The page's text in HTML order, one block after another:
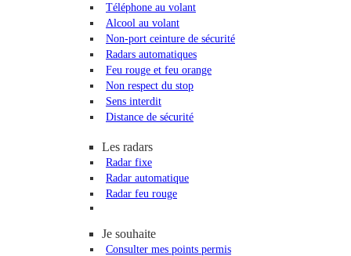
Téléphone au volant
Alcool au volant
Non-port ceinture de sécurité
Radars automatiques
Feu rouge et feu orange
Non respect du stop
Sens interdit
Distance de sécurité
Les radars
Radar fixe
Radar automatique
Radar feu rouge
Je souhaite
Consulter mes points permis